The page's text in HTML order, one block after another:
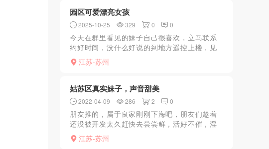
园区可爱漂亮女孩
2025-10-25 329 0 0
今天在群里看见的妹子自己很喜欢，立马联系
约好时间，没什么好说的到地方遥控上楼，见
面眼前一亮比照片上要性感妖娆很多，莫名心
里有种很悸动的感觉。简单寒暄后带我去洗
江苏-苏州
姑苏区真实妹子，声音甜美
2022-04-09 286 2 0
朋友推的，属于良家刚刚下海吧，朋友们趁着
还没被开发太久赶快去尝尝鲜，活好不催，淫
水多的惊人，好的时候淫水往外流一直响，直
接把我感觉勾上来，十分钟缴枪，爽的一批。
江苏-苏州